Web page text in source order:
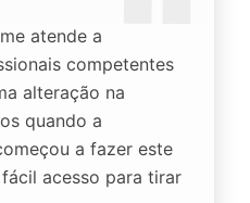
atende a
competentes
alteração na
quando a
a fazer este
acesso para tirar